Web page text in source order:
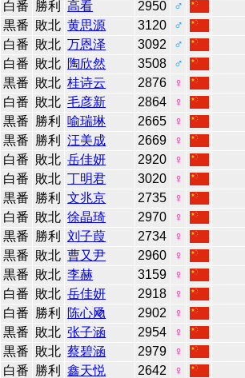
白番 勝利 高看 2950
♂
黒番 敗北 黄思源 3120
♂
白番 敗北 万恩泽 3092
♂
白番 敗北 陶欣然 3508
♂
黒番 敗北 桂诗云 2876
♀
白番 敗北 毛彦新 2864
♀
黒番 勝利 喻瑞琳 2665
♀
黒番 勝利 汪美成 2669
♀
白番 敗北 岳佳妍 2920
♀
白番 敗北 丁明君 3020
♀
黒番 勝利 文兆京 2735
♀
白番 敗北 徐晶琦 2970
♀
黒番 勝利 刘子葭 2734
♀
黒番 敗北 曹又尹 2960
♀
黒番 敗北 李赫 3159
♀
白番 敗北 岳佳妍 2918
♀
白番 勝利 陈心飏 2902
♀
黒番 敗北 张子涵 2954
♀
黒番 敗北 蔡碧涵 2979
♀
白番 勝利 鑫天悦 2642
♀